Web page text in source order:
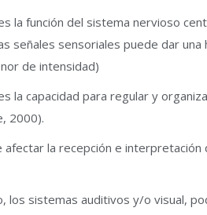
la función del sistema nervioso
señales sensoriales puede dar
de intensidad)
la capacidad para regular y
2000).
afectar la recepción e
los sistemas auditivos y/o visual,